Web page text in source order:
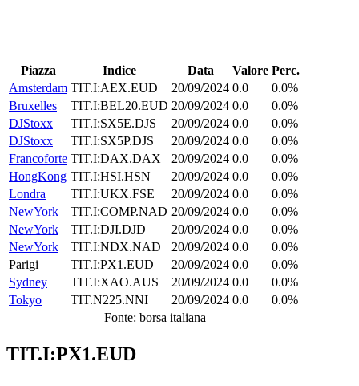
Piazza Indice Data Valore Perc.
Amsterdam TIT.I:AEX.EUD 20/09/2024 0.0
0.0%
Bruxelles
TIT.I:BEL20.EUD 20/09/2024 0.0
0.0%
DJStoxx
TIT.I:SX5E.DJS 20/09/2024 0.0
0.0%
DJStoxx
TIT.I:SX5P.DJS 20/09/2024 0.0
0.0%
Francoforte TIT.I:DAX.DAX 20/09/2024 0.0
0.0%
HongKong TIT.I:HSI.HSN 20/09/2024 0.0
0.0%
Londra
TIT.I:UKX.FSE 20/09/2024 0.0
0.0%
NewYork
TIT.I:COMP.NAD 20/09/2024 0.0
0.0%
NewYork
TIT.I:DJI.DJD 20/09/2024 0.0
0.0%
NewYork
TIT.I:NDX.NAD 20/09/2024 0.0
0.0%
Parigi
TIT.I:PX1.EUD 20/09/2024 0.0
0.0%
Sydney
TIT.I:XAO.AUS 20/09/2024 0.0
0.0%
Tokyo
TIT.N225.NNI 20/09/2024 0.0
0.0%
Fonte: borsa italiana
TIT.I:PX1.EUD